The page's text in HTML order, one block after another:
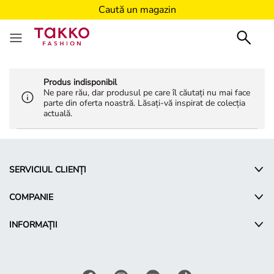
Caută un magazin
Produs indisponibil
Ne pare rău, dar produsul pe care îl căutați nu mai face
parte din oferta noastră. Lăsați-vă inspirat de colecția
actuală.
SERVICIUL CLIENȚI
COMPANIE
INFORMAȚII